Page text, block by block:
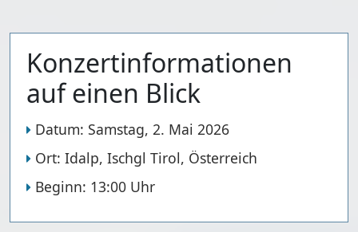
Konzertinformationen
auf einen Blick
Datum: Samstag, 2. Mai 2026
Ort: Idalp, Ischgl Tirol, Österreich
Beginn: 13:00 Uhr